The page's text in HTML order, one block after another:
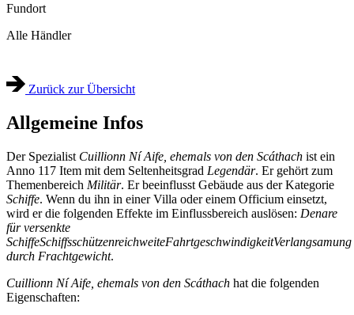
Fundort
Alle Händler
Zurück zur Übersicht
Allgemeine Infos
Der Spezialist Cuillionn Ní Aife, ehemals von den Scáthach ist ein
Anno 117 Item mit dem Seltenheitsgrad Legendär. Er gehört zum
Themenbereich Militär. Er beeinflusst Gebäude aus der Kategorie
Schiffe. Wenn du ihn in einer Villa oder einem Officium einsetzt,
wird er die folgenden Effekte im Einflussbereich auslösen: Denare
für versenkte
SchiffeSchiffsschützenreichweiteFahrtgeschwindigkeitVerlangsamung
durch Frachtgewicht.
Cuillionn Ní Aife, ehemals von den Scáthach hat die folgenden
Eigenschaften: